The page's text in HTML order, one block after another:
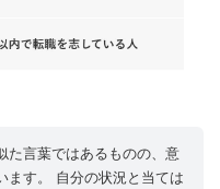
た言葉ではあるものの、意
ます。 自分の状況と当ては